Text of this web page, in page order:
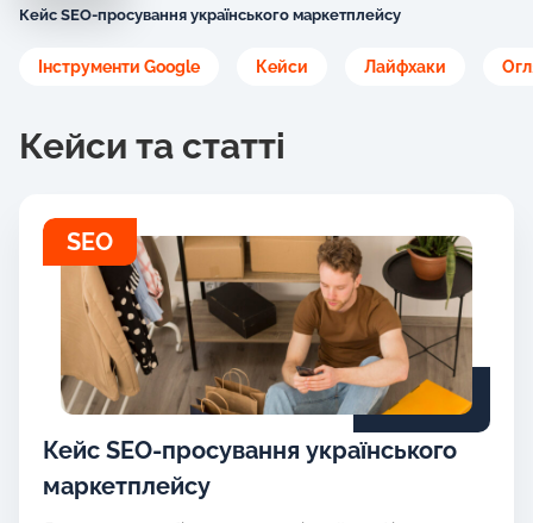
Кейс SEO-просування українського маркетплейсу
Інструменти Google Кейси Лайфхаки
Кейси та статті
SEO
Кейс SEO-просування українського
маркетплейсу